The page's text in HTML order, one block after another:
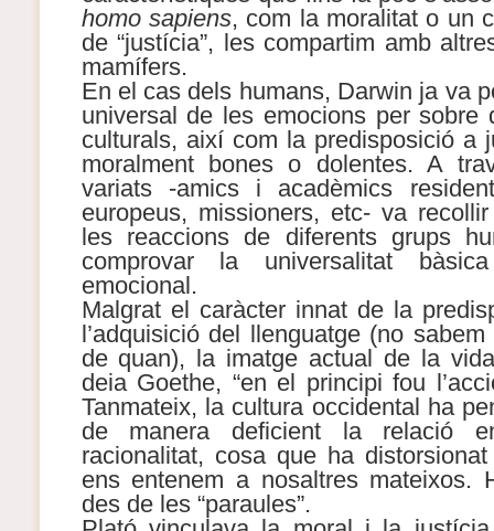
homo sapiens, com la moralitat o un
de “justícia”, les compartim amb
mamífers.
En el cas dels humans, Darwin ja va
universal de les emocions per sobre
culturals, així com la predisposició a
moralment bones o dolentes. A
variats -amics i acadèmics
europeus, missioners, etc- va
les reaccions de diferents grups
comprovar la universalitat
emocional.
Malgrat el caràcter innat de la
l’adquisició del llenguatge (no
de quan), la imatge actual de la
deia Goethe, “en el principi fou
Tanmateix, la cultura occidental ha
de manera deficient la relació
racionalitat, cosa que ha
ens entenem a nosaltres mateixos.
des de les “paraules”.